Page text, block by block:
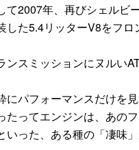
て2007年、再びシェルビ
した5.4リッターV8をフロ
ンスミッションにヌルい
にパフォーマンスだけを
たってエンジンは、あの
いった、ある種の「凄味」